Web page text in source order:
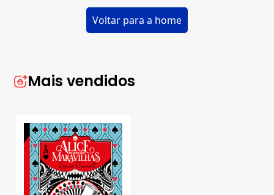
Voltar para a home
Mais vendidos